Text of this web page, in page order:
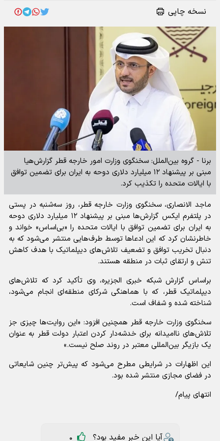
نسخه چاپی
برنا - گروه بین‌الملل: سخنگوی وزارت امور خارجه قطر گزارش‌هیا
مبنی بر پیشنهاد ۱۲ میلیارد دلاری دوحه به ایران برای تضمین توافق
با ایالات متحده را تکذیب کرد.
ماجد الانصاری، سخنگوی وزارت خارجه قطر، روز سه‌شنبه در پستی
در پلتفرم ایکس گزارش‌ها مبنی بر پیشنهاد ۱۲ میلیارد دلاری دوحه
به ایران برای تضمین توافق با ایالات متحده را «بی‌اساس» خواند و
خاطرنشان کرد که این ادعاها توسط طرف‌هایی منتشر می‌شود که به
دنبال تخریب توافق و تضعیف تلاش‌های دیپلماتیک با هدف کاهش
تنش و ارتقای ثبات در منطقه هستند.
براساس گزارش شبکه خبری الجزیره، وی تأکید کرد که تلاش‌های
دیپلماتیک قطر، که با هماهنگی شرکای منطقه‌ای انجام می‌شود،
شناخته شده و شفاف است.
سخنگوی وزارت خارجه قطر همچنین افزود: «این روایت‌ها چیزی جز
تلاش‌های ناامیدانه برای خدشه‌دار کردن اعتبار دولت قطر به عنوان
یک بازیگر بین‌المللی معتبر در روند صلح نیست.»
این اظهارات در شرایطی مطرح می‌شود که پیش‌تر چنین شایعاتی
در فضای مجازی منتشر شده بود.
انتهای پیام/
آیا این خبر مفید بود؟ 0